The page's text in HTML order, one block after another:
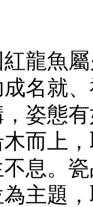
龍魚
名就
姿態有
而上，
息。
為主題